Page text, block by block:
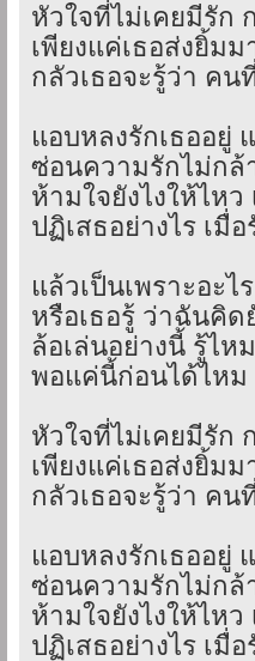
หัวใจที่ไม่เคยมีรัก
เพียงแค่เธอส่งยิ้มม
กลัวเธอจะรู้ว่า คน
แอบหลงรักเธออยู่
ซ่อนความรักไม่กล้
ห้ามใจยังไงให้ไหว
ปฏิเสธอย่างไร เมื่
แล้วเป็นเพราะอะไ
หรือเธอรู้ ว่าฉันคิด
ล้อเล่นอย่างนี้ รู้ไห
พอแค่นี้ก่อนได้ไหม
หัวใจที่ไม่เคยมีรัก
เพียงแค่เธอส่งยิ้มม
กลัวเธอจะรู้ว่า คน
แอบหลงรักเธออยู่
ซ่อนความรักไม่กล้
ห้ามใจยังไงให้ไหว
ปฏิเสธอย่างไร เมื่